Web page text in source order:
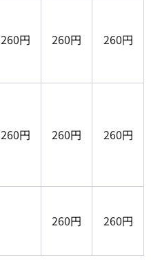
260円 260円 260円
260円 260円 260円
260円 260円